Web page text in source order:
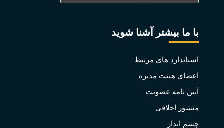
با ما بیشتر آشنا شوید
استاندارد های مرتبط
اعضای هیئت مدیره
آیین نامه عضویت
منشور اخلاقی
چشم انداز